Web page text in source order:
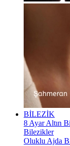
BİLEZİK
8 Ayar Altın
Bilezikler
Oluklu Ajda